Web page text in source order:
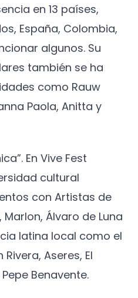
en 13 países,
España, Colombia,
algunos. Su
también se ha
como Rauw
Paola, Anitta y
En Vive Fest
cultural
con Artistas de
Álvaro de Luna
latina local como el
Aseres, El
Benavente.